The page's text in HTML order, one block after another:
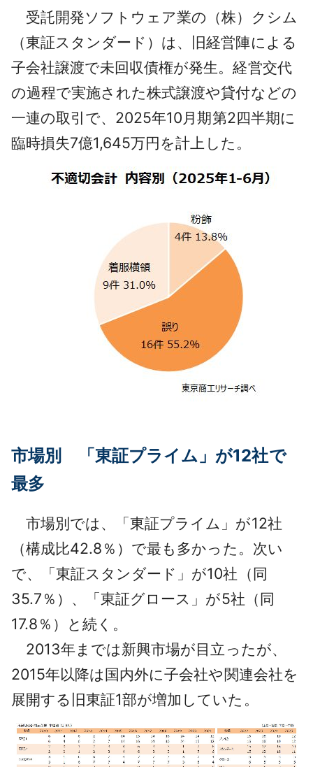
受託開発ソフトウェア業の（株）クシム
（東証スタンダード）は、旧経営陣による
子会社譲渡で未回収債権が発生。経営交代
の過程で実施された株式譲渡や貸付などの
一連の取引で、2025年10月期第2四半期に
臨時損失7億1,645万円を計上した。
市場別 「東証プライム」が12社で
最多
市場別では、「東証プライム」が12社
（構成比42.8％）で最も多かった。次い
で、「東証スタンダード」が10社（同
35.7％）、「東証グロース」が5社（同
17.8％）と続く。
2013年までは新興市場が目立ったが、
2015年以降は国内外に子会社や関連会社を
展開する旧東証1部が増加していた。